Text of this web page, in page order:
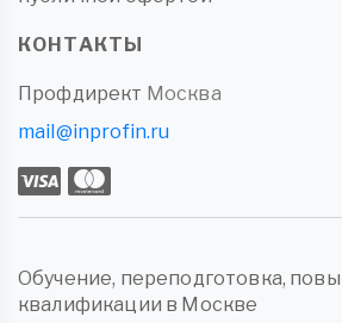
КОНТАКТЫ
Профдирект Москва
mail@inprofin.ru
Обучение, переподготовка,
квалификации в Москве